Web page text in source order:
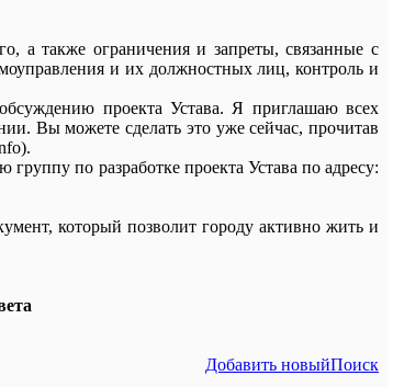
также ограничения и запреты, связанные с
и их должностных лиц, контроль и
проекта Устава. Я приглашаю всех
Вы можете сделать это уже сейчас, прочитав
по разработке проекта Устава по адресу:
который позволит городу активно жить и
Добавить новыйПоиск